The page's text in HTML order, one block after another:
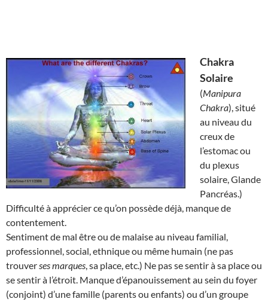
Chakra
Solaire
(Manipura
Chakra), situé
au niveau du
creux de
l’estomac ou
du plexus
solaire, Glande
Pancréas.)
Difficulté à apprécier ce qu’on possède déjà, manque de
contentement.
Sentiment de mal être ou de malaise au niveau familial,
professionnel, social, ethnique ou même humain (ne pas
trouverses marques, sa place, etc.) Ne pas se sentir à sa place ou
se sentir à l’étroit. Manque d’épanouissement au sein du foyer
(conjoint) d’une famille (parents ou enfants) ou d’un groupe